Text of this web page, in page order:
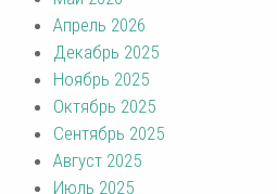
Апрель 2026
Декабрь 2025
Ноябрь 2025
Октябрь 2025
Сентябрь 2025
Август 2025
Июль 2025